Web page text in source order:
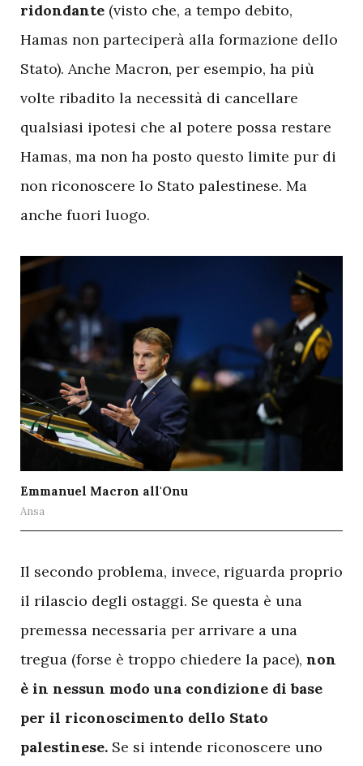
ridondante (visto che, a tempo debito,
Hamas non parteciperà alla formazione dello
Stato). Anche Macron, per esempio, ha più
volte ribadito la necessità di cancellare
qualsiasi ipotesi che al potere possa restare
Hamas, ma non ha posto questo limite pur di
non riconoscere lo Stato palestinese. Ma
anche fuori luogo.
Emmanuel Macron all'Onu
Ansa
Il secondo problema, invece, riguarda proprio
il rilascio degli ostaggi. Se questa è una
premessa necessaria per arrivare a una
tregua (forse è troppo chiedere la pace), non
è in nessun modo una condizione di base
per il riconoscimento dello Stato
palestinese. Se si intende riconoscere uno